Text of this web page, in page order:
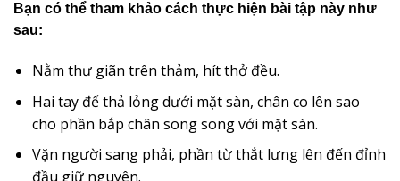
Bạn có thể tham khảo cách thực hiện bài tập này như
sau:
Nằm thư giãn trên thảm, hít thở đều.
Hai tay để thả lỏng dưới mặt sàn, chân co lên sao
cho phần bắp chân song song với mặt sàn.
Vặn người sang phải, phần từ thắt lưng lên đến đỉnh
đầu giữ nguyên.